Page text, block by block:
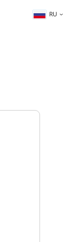
RU